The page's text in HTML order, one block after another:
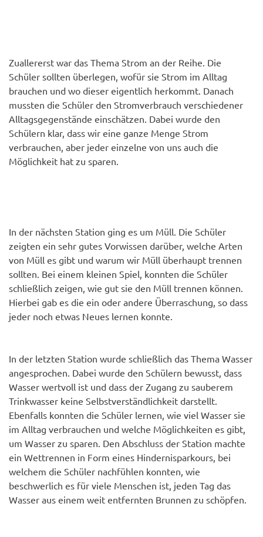
Zuallererst war das Thema Strom an der Reihe. Die
Schüler sollten überlegen, wofür sie Strom im Alltag
brauchen und wo dieser eigentlich herkommt. Danach
mussten die Schüler den Stromverbrauch verschiedener
Alltagsgegenstände einschätzen. Dabei wurde den
Schülern klar, dass wir eine ganze Menge Strom
verbrauchen, aber jeder einzelne von uns auch die
Möglichkeit hat zu sparen.
In der nächsten Station ging es um Müll. Die Schüler
zeigten ein sehr gutes Vorwissen darüber, welche Arten
von Müll es gibt und warum wir Müll überhaupt trennen
sollten. Bei einem kleinen Spiel, konnten die Schüler
schließlich zeigen, wie gut sie den Müll trennen können.
Hierbei gab es die ein oder andere Überraschung, so dass
jeder noch etwas Neues lernen konnte.
In der letzten Station wurde schließlich das Thema Wasser
angesprochen. Dabei wurde den Schülern bewusst, dass
Wasser wertvoll ist und dass der Zugang zu sauberem
Trinkwasser keine Selbstverständlichkeit darstellt.
Ebenfalls konnten die Schüler lernen, wie viel Wasser sie
im Alltag verbrauchen und welche Möglichkeiten es gibt,
um Wasser zu sparen. Den Abschluss der Station machte
ein Wettrennen in Form eines Hindernisparkours, bei
welchem die Schüler nachfühlen konnten, wie
beschwerlich es für viele Menschen ist, jeden Tag das
Wasser aus einem weit entfernten Brunnen zu schöpfen.